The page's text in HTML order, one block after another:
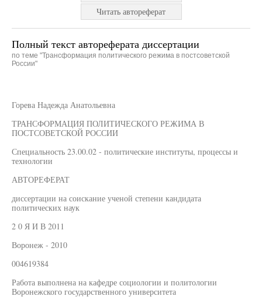
Читать автореферат
Полный текст автореферата диссертации
по теме "Трансформация политического режима в постсоветской
России"
Горева Надежда Анатольевна
ТРАНСФОРМАЦИЯ ПОЛИТИЧЕСКОГО РЕЖИМА В
ПОСТСОВЕТСКОЙ РОССИИ
Специальность 23.00.02 - политические институты, процессы и
технологии
АВТОРЕФЕРАТ
диссертации на соискание ученой степени кандидата
политических наук
2 0 Я И В 2011
Воронеж - 2010
004619384
Работа выполнена на кафедре социологии и политологии
Воронежского государственного университета